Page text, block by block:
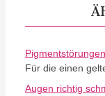
Für die einen
Augen richtig